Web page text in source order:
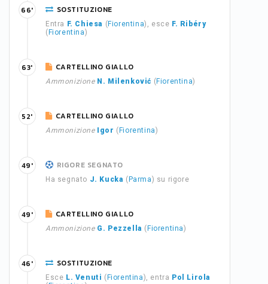
SOSTITUZIONE
Entra F. Chiesa ( Fiorentina), esce F. Ribéry
( Fiorentina)
66'
CARTELLINO GIALLO
Ammonizione N. Milenković ( Fiorentina)
63'
CARTELLINO GIALLO
Ammonizione Igor ( Fiorentina)
52'
RIGORE SEGNATO
Ha segnato J. Kucka ( Parma) su rigore
49'
CARTELLINO GIALLO
Ammonizione G. Pezzella ( Fiorentina)
49'
SOSTITUZIONE
Esce L. Venuti ( Fiorentina), entra Pol Lirola
46'